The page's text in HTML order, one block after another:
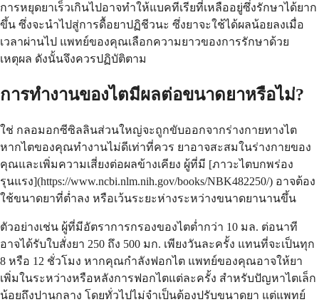
การหยุดยาเร็วเกินไปอาจทำให้แบคทีเรียที่เหลืออยู่ซึ่งรักษาได้ยาก
ขึ้น ซึ่งจะนำไปสู่การดื้อยาปฏิชีวนะ ซึ่งยาจะใช้ได้ผลน้อยลงเมื่อ
เวลาผ่านไป แพทย์ของคุณเลือกความยาวของการรักษาด้วย
เหตุผล ดังนั้นจึงควรปฏิบัติตาม
การทำงานของไตมีผลต่อขนาดยาหรือไม่?
ใช่ กลอมอกซีซิลลินส่วนใหญ่จะถูกขับออกจากร่างกายทางไต
หากไตของคุณทำงานไม่ดีเท่าที่ควร ยาอาจสะสมในร่างกายของ
คุณและเพิ่มความเสี่ยงต่อผลข้างเคียง ผู้ที่มี [ภาวะไตบกพร่อง
รุนแรง](https://www.ncbi.nlm.nih.gov/books/NBK482250/) อาจต้อง
ใช้ขนาดยาที่ต่ำลง หรือเว้นระยะห่างระหว่างขนาดยานานขึ้น
ตัวอย่างเช่น ผู้ที่มีอัตราการกรองของไตต่ำกว่า 10 มล. ต่อนาที
อาจได้รับใบสั่งยา 250 ถึง 500 มก. เพียงวันละครั้ง แทนที่จะเป็นทุก
8 หรือ 12 ชั่วโมง หากคุณกำลังฟอกไต แพทย์ของคุณอาจให้ยา
เพิ่มในระหว่างหรือหลังการฟอกไตแต่ละครั้ง สำหรับปัญหาไตเล็ก
น้อยถึงปานกลาง โดยทั่วไปไม่จำเป็นต้องปรับขนาดยา แต่แพทย์